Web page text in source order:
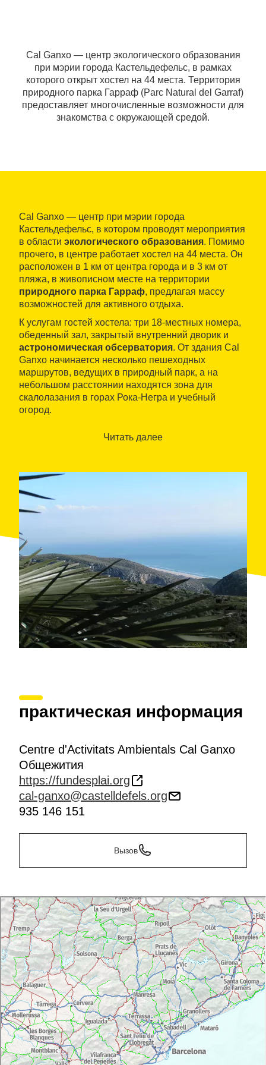
Cal Ganxo — центр экологического образования
при мэрии города Кастельдефельс, в рамках
которого открыт хостел на 44 места. Территория
природного парка Гарраф (Parc Natural del Garraf)
предоставляет многочисленные возможности для
знакомства с окружающей средой.
Cal Ganxo — центр при мэрии города
Кастельдефельс, в котором проводят мероприятия
в области экологического образования. Помимо
прочего, в центре работает хостел на 44 места. Он
расположен в 1 км от центра города и в 3 км от
пляжа, в живописном месте на территории
природного парка Гарраф, предлагая массу
возможностей для активного отдыха.
К услугам гостей хостела: три 18-местных номера,
обеденный зал, закрытый внутренний дворик и
астрономическая обсерватория. От здания Cal
Ganxo начинается несколько пешеходных
маршрутов, ведущих в природный парк, а на
небольшом расстоянии находятся зона для
скалолазания в горах Рока-Негра и учебный
огород.
Читать далее
практическая информация
Centre d'Activitats Ambientals Cal Ganxo
Общежития
https://fundesplai.org
cal-ganxo@castelldefels.org
935 146 151
Вызов